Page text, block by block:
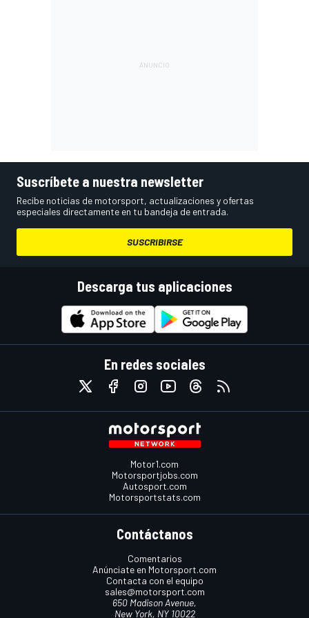
Suscríbete a nuestra newsletter
Recibe noticias de motorsport, actualizaciones y ofertas
especiales directamente en tu bandeja de entrada.
SUSCRIBIRSE
Descarga tus aplicaciones
En redes sociales
Motor1.com
Motorsportjobs.com
Autosport.com
Motorsportstats.com
Contáctanos
Comentarios
Anúnciate en Motorsport.com
Contacta con el equipo
sales@motorsport.com
650 Madison Avenue,
New York, NY 10022